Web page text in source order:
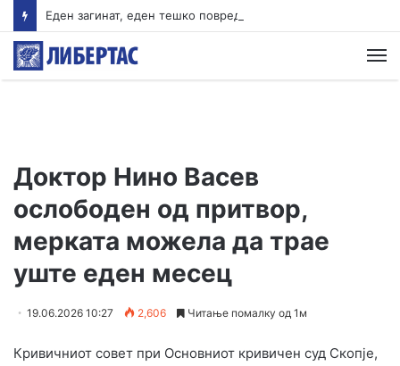
Доктор Нино Васев
ослободен од притвор,
мерката можела да трае
уште еден месец
19.06.2026 10:27 2,606 Читање помалку од 1м
Кривичниот совет при Основниот кривичен суд Скопје,